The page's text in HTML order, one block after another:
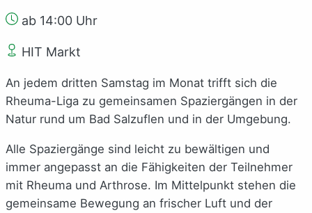
ab 14:00 Uhr
HIT Markt
An jedem dritten Samstag im Monat trifft sich die
Rheuma-Liga zu gemeinsamen Spaziergängen in der
Natur rund um Bad Salzuflen und in der Umgebung.
Alle Spaziergänge sind leicht zu bewältigen und
immer angepasst an die Fähigkeiten der Teilnehmer
mit Rheuma und Arthrose. Im Mittelpunkt stehen die
gemeinsame Bewegung an frischer Luft und der